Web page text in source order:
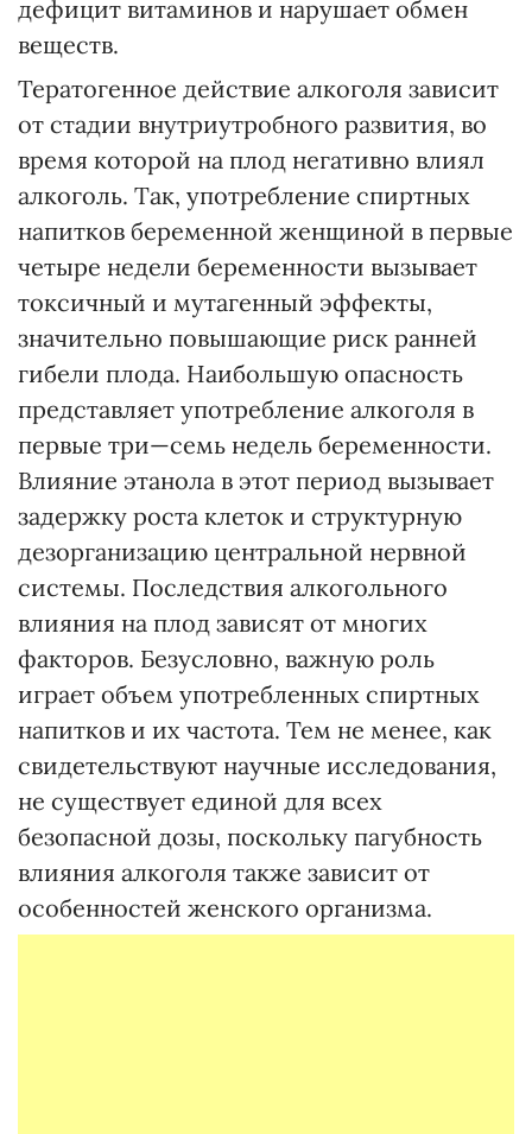
дефицит витаминов и нарушает обмен
веществ.
Тератогенное действие алкоголя зависит
от стадии внутриутробного развития, во
время которой на плод негативно влиял
алкоголь. Так, употребление спиртных
напитков беременной женщиной в первые
четыре недели беременности вызывает
токсичный и мутагенный эффекты,
значительно повышающие риск ранней
гибели плода. Наибольшую опасность
представляет употребление алкоголя в
первые три—семь недель беременности.
Влияние этанола в этот период вызывает
задержку роста клеток и структурную
дезорганизацию центральной нервной
системы. Последствия алкогольного
влияния на плод зависят от многих
факторов. Безусловно, важную роль
играет объем употребленных спиртных
напитков и их частота. Тем не менее, как
свидетельствуют научные исследования,
не существует единой для всех
безопасной дозы, поскольку пагубность
влияния алкоголя также зависит от
особенностей женского организма.